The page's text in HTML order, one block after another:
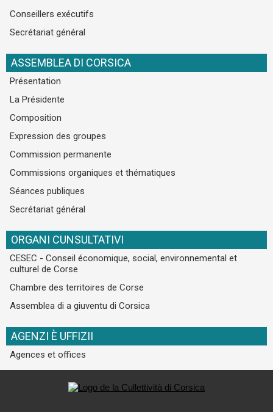
Conseillers exécutifs
Secrétariat général
ASSEMBLEA DI CORSICA
Présentation
La Présidente
Composition
Expression des groupes
Commission permanente
Commissions organiques et thématiques
Séances publiques
Secrétariat général
ORGANI CUNSULTATIVI
CESEC - Conseil économique, social, environnemental et
culturel de Corse
Chambre des territoires de Corse
Assemblea di a giuventu di Corsica
AGENZI È UFFIZII
Agences et offices